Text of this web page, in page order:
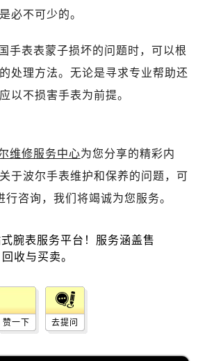
必不可少的。
手表表蒙子损坏的问题时，可以根
处理方法。无论是寻求专业帮助还
以不损害手表为前提。
维修服务中心为您分享的精彩内
于波尔手表维护和保养的问题，可
行咨询，我们将竭诚为您服务。
赞一下 去提问